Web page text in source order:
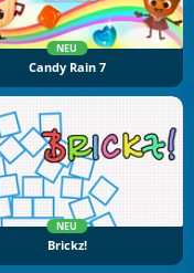
NEU
Candy Rain 7
NEU
Brickz!